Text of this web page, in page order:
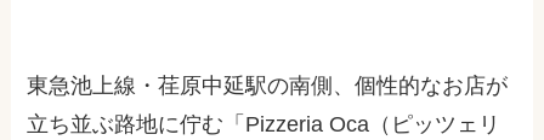
東急池上線・荏原中延駅の南側、個性的なお店が
立ち並ぶ路地に佇む「Pizzeria Oca（ピッツェリ